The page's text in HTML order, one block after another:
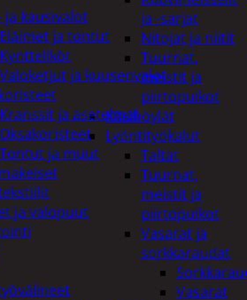
ja -sarjat
Nitojat ja niitit
Tuurnat,
meistit ja
piirtopuikot
Käsihöylät
Lyöntityökalut
Taltat
Tuurnat,
meistit ja
piirtopuikot
Vasarat ja
sorkkaraudat
Vasarat
ja kausivalot
Eläimet ja tontut
Kyntteliköt
Valoketjut ja kuusenvalot
Kranssit ja asetelmat
Oksakoristeet
Tontut ja muut
ja valopuut